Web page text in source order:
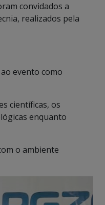
convidados a
realizados pela
evento como
científicas, os
enquanto
o ambiente